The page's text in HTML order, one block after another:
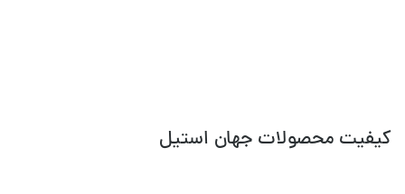
کیفیت محصولات جهان استیل